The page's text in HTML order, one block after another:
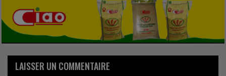
LAISSER UN COMMENTAIRE